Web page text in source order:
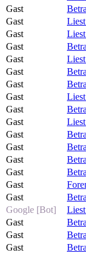
Gast
Gast
Gast
Gast
Gast
Gast
Gast
Gast
Gast
Gast
Gast
Gast
Gast
Gast
Gast
Gast
Google [Bot]
Gast
Gast
Gast